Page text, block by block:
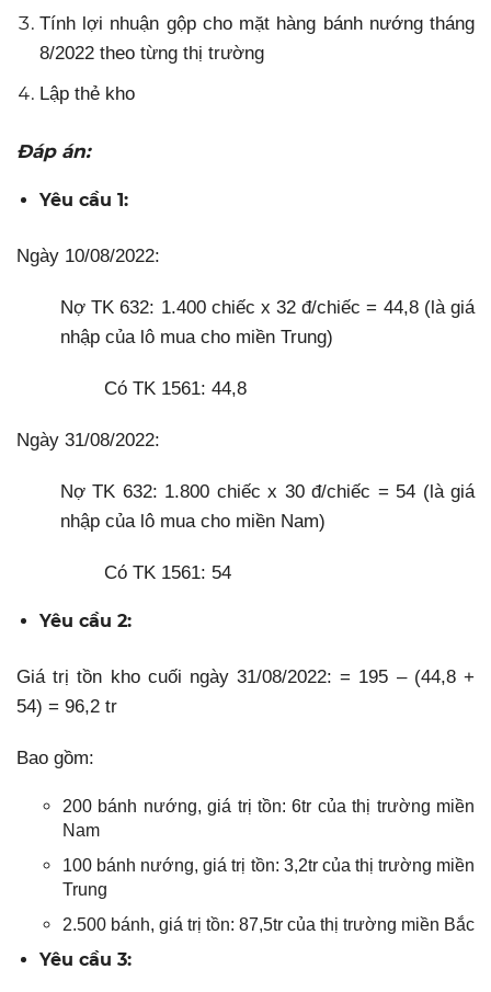
Tính lợi nhuận gộp cho mặt hàng bánh nướng tháng
8/2022 theo từng thị trường
Lập thẻ kho
Đáp án:
Yêu cầu 1:
Ngày 10/08/2022:
Nợ TK 632: 1.400 chiếc x 32 đ/chiếc = 44,8 (là giá
nhập của lô mua cho miền Trung)
Có TK 1561: 44,8
Ngày 31/08/2022:
Nợ TK 632: 1.800 chiếc x 30 đ/chiếc = 54 (là giá
nhập của lô mua cho miền Nam)
Có TK 1561: 54
Yêu cầu 2:
Giá trị tồn kho cuối ngày 31/08/2022: = 195 – (44,8 +
54) = 96,2 tr
Bao gồm:
200 bánh nướng, giá trị tồn: 6tr của thị trường miền
Nam
100 bánh nướng, giá trị tồn: 3,2tr của thị trường miền
Trung
2.500 bánh, giá trị tồn: 87,5tr của thị trường miền Bắc
Yêu cầu 3: